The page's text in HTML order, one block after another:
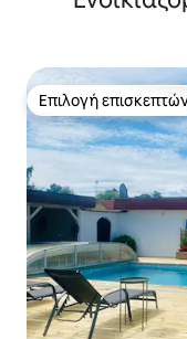
Επιλογή
Επιλογή